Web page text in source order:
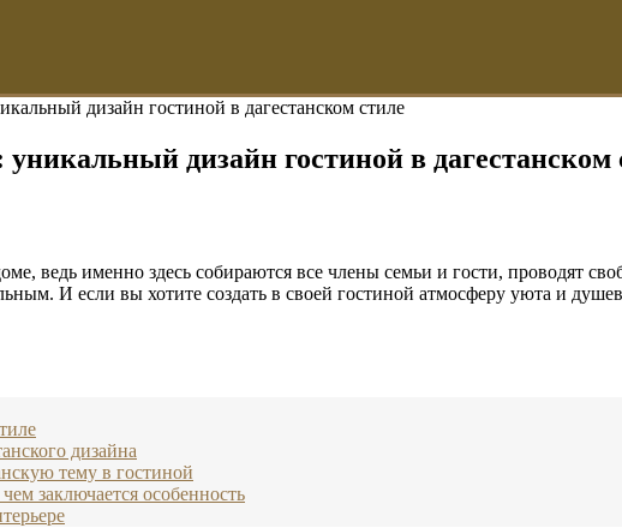
дизайн гостиной в дагестанском стиле
дизайн гостиной в дагестанском
ведь именно здесь собираются все члены семьи и гости, проводят
И если вы хотите создать в своей гостиной атмосферу уюта и
дизайна
тему в гостиной
заключается особенность